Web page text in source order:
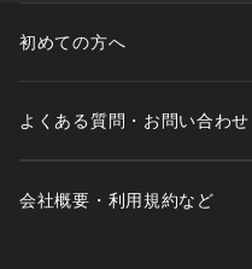
初めての方へ
よくある質問・お問い合わせ
会社概要・利用規約など